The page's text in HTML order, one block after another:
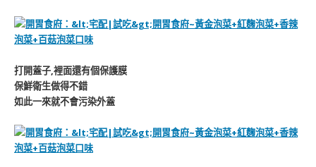
打開蓋子,裡面還有個保護膜
保鮮衛生做得不錯
如此一來就不會污染外蓋